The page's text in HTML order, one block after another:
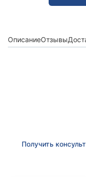
ОписаниеОтзывы
Получить